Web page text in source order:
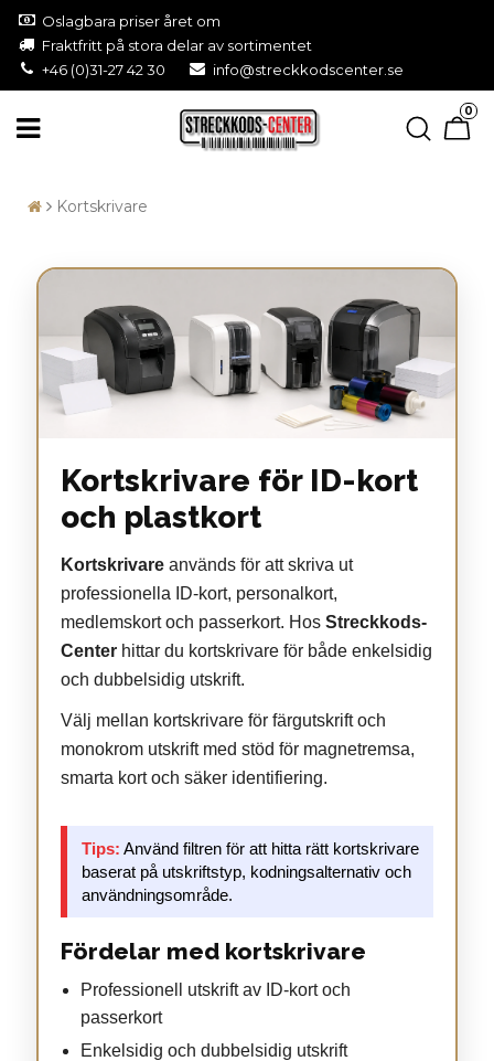
Oslagbara priser året om
Fraktfritt på stora delar av sortimentet
+46 (0)31-27 42 30
info@streckkodscenter.se
0
Kortskrivare
Kortskrivare för ID-kort
och plastkort
Kortskrivare används för att skriva ut
professionella ID-kort, personalkort,
medlemskort och passerkort. Hos Streckkods-
Center hittar du kortskrivare för både enkelsidig
och dubbelsidig utskrift.
Välj mellan kortskrivare för färgutskrift och
monokrom utskrift med stöd för magnetremsa,
smarta kort och säker identifiering.
Tips: Använd filtren för att hitta rätt kortskrivare
baserat på utskriftstyp, kodningsalternativ och
användningsområde.
Fördelar med kortskrivare
Professionell utskrift av ID-kort och
passerkort
Enkelsidig och dubbelsidig utskrift